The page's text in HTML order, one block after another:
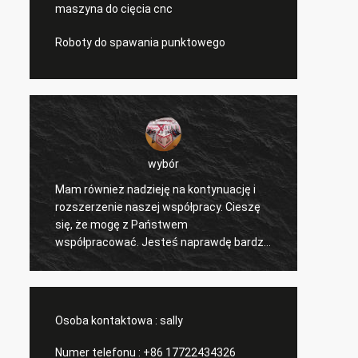
maszyna do cięcia cnc
Roboty do spawania punktowego
wybór
Mam również nadzieję na kontynuację i
rozszerzenie naszej współpracy. Cieszę
się, że mogę z Państwem
współpracować. Jesteś naprawdę bardzo
dobrym profesjonalistą i cały czas nas
Osoba kontaktowa : sally
Numer telefonu : +86 17722434326